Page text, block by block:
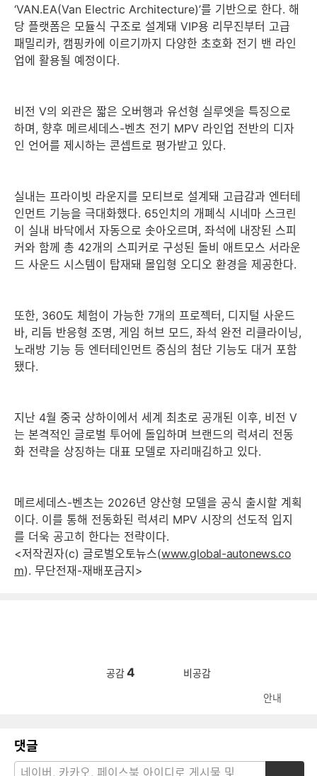
‘VAN.EA(Van Electric Architecture)’를 기반으로 한다. 해
당 플랫폼은 모듈식 구조로 설계돼 VIP용 리무진부터 고급
패밀리카, 캠핑카에 이르기까지 다양한 초호화 전기 밴 라인
업에 활용될 예정이다.
비전 V의 외관은 짧은 오버행과 유선형 실루엣을 특징으로
하며, 향후 메르세데스-벤츠 전기 MPV 라인업 전반의 디자
인 언어를 제시하는 콘셉트로 평가받고 있다.
실내는 프라이빗 라운지를 모티브로 설계돼 고급감과 엔터테
인먼트 기능을 극대화했다. 65인치의 개폐식 시네마 스크린
이 실내 바닥에서 자동으로 솟아오르며, 좌석에 내장된 스피
커와 함께 총 42개의 스피커로 구성된 돌비 애트모스 서라운
드 사운드 시스템이 탑재돼 몰입형 오디오 환경을 제공한다.
또한, 360도 체험이 가능한 7개의 프로젝터, 디지털 사운드
바, 리듬 반응형 조명, 게임 허브 모드, 좌석 완전 리클라이닝,
노래방 기능 등 엔터테인먼트 중심의 첨단 기능도 대거 포함
됐다.
지난 4월 중국 상하이에서 세계 최초로 공개된 이후, 비전 V
는 본격적인 글로벌 투어에 돌입하며 브랜드의 럭셔리 전동
화 전략을 상징하는 대표 모델로 자리매김하고 있다.
메르세데스-벤츠는 2026년 양산형 모델을 공식 출시할 계획
이다. 이를 통해 전동화된 럭셔리 MPV 시장의 선도적 입지
를 더욱 공고히 한다는 전략이다.​
<저작권자(c) 글로벌오토뉴스(www.global-autonews.co
m). 무단전재-재배포금지>
공감 4 비공감
안내
댓글